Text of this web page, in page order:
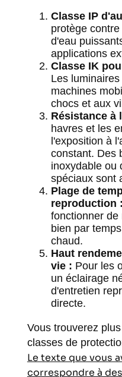
Classe IP
protège
d'eau
applications
Classe IK
Les
machines
chocs et aux
Résistance à
havres et les
l'exposition à
constant. Des
inoxydable ou
spéciaux sont
Plage de
reproduction :
fonctionner de
bien par
chaud.
Haut
vie : Pour les
un éclairage
d'entretien
directe.
Vous trouverez
classes de
Le texte que vous
correspondre à